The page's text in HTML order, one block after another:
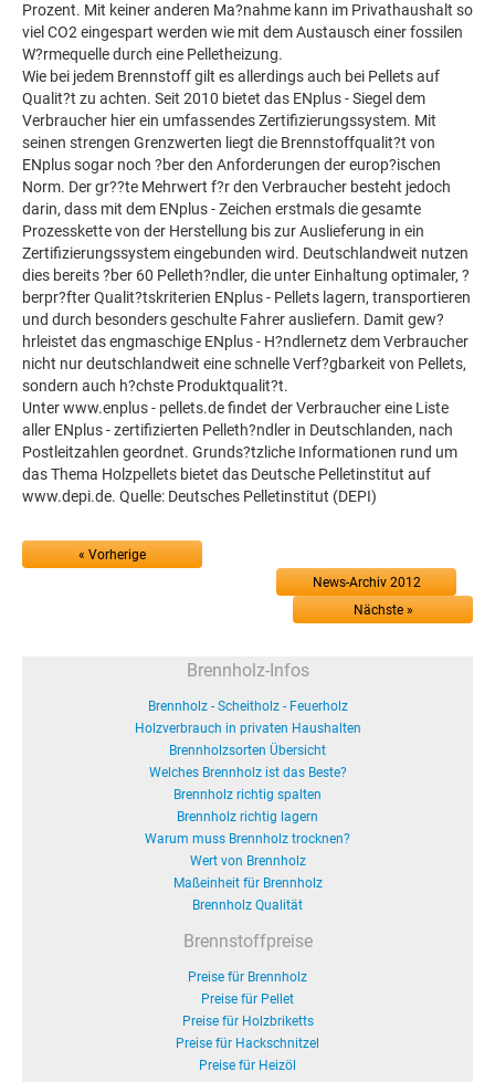
Prozent. Mit keiner anderen Ma?nahme kann im Privathaushalt so
viel CO2 eingespart werden wie mit dem Austausch einer fossilen
W?rmequelle durch eine Pelletheizung.
Wie bei jedem Brennstoff gilt es allerdings auch bei Pellets auf
Qualit?t zu achten. Seit 2010 bietet das ENplus - Siegel dem
Verbraucher hier ein umfassendes Zertifizierungssystem. Mit
seinen strengen Grenzwerten liegt die Brennstoffqualit?t von
ENplus sogar noch ?ber den Anforderungen der europ?ischen
Norm. Der gr??te Mehrwert f?r den Verbraucher besteht jedoch
darin, dass mit dem ENplus - Zeichen erstmals die gesamte
Prozesskette von der Herstellung bis zur Auslieferung in ein
Zertifizierungssystem eingebunden wird. Deutschlandweit nutzen
dies bereits ?ber 60 Pelleth?ndler, die unter Einhaltung optimaler, ?
berpr?fter Qualit?tskriterien ENplus - Pellets lagern, transportieren
und durch besonders geschulte Fahrer ausliefern. Damit gew?
hrleistet das engmaschige ENplus - H?ndlernetz dem Verbraucher
nicht nur deutschlandweit eine schnelle Verf?gbarkeit von Pellets,
sondern auch h?chste Produktqualit?t.
Unter www.enplus - pellets.de findet der Verbraucher eine Liste
aller ENplus - zertifizierten Pelleth?ndler in Deutschlanden, nach
Postleitzahlen geordnet. Grunds?tzliche Informationen rund um
das Thema Holzpellets bietet das Deutsche Pelletinstitut auf
www.depi.de. Quelle: Deutsches Pelletinstitut (DEPI)
« Vorherige
News-Archiv 2012
Nächste »
Brennholz-Infos
Brennholz - Scheitholz - Feuerholz
Holzverbrauch in privaten Haushalten
Brennholzsorten Übersicht
Welches Brennholz ist das Beste?
Brennholz richtig spalten
Brennholz richtig lagern
Warum muss Brennholz trocknen?
Wert von Brennholz
Maßeinheit für Brennholz
Brennholz Qualität
Brennstoffpreise
Preise für Brennholz
Preise für Pellet
Preise für Holzbriketts
Preise für Hackschnitzel
Preise für Heizöl